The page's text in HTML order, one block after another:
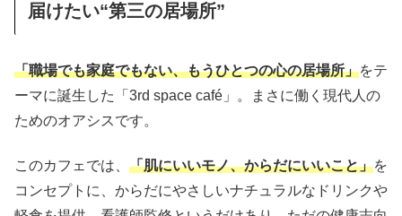
届けたい“第三の居場所”
「職場でも家庭でもない、もうひとつの心の居場所」をテ
ーマに誕生した「3rd space café」。まさに働く現代人の
ためのオアシスです。
このカフェでは、 「肌にいいモノ、からだにいいこと」を
コンセプトに、からだにやさしいナチュラルなドリンクや